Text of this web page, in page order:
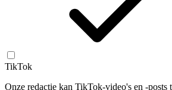
TikTok
Onze redactie kan TikTok-video's en -posts